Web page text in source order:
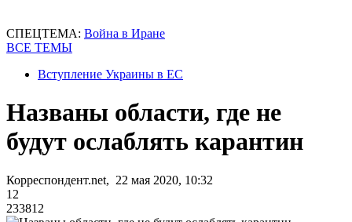
СПЕЦТЕМА: Война в Иране
ВСЕ ТЕМЫ
Вступление Украины в ЕС
Названы области, где не
будут ослаблять карантин
Корреспондент.net, 22 мая 2020, 10:32
12
233812